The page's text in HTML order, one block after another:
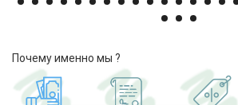
Почему именно мы ?